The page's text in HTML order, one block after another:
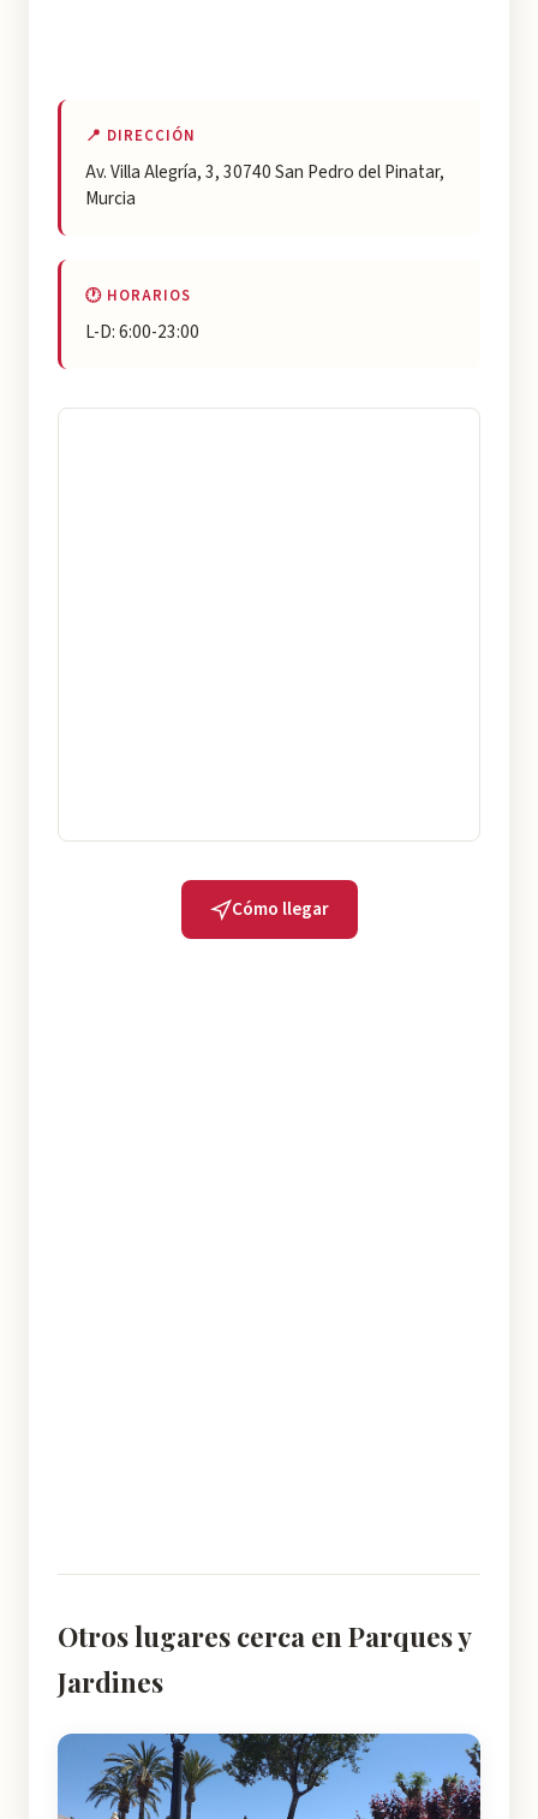
📍 DIRECCIÓN
Av. Villa Alegría, 3, 30740 San Pedro del Pinatar,
Murcia
🕐 HORARIOS
L-D: 6:00-23:00
Cómo llegar
Otros lugares cerca en Parques y
Jardines